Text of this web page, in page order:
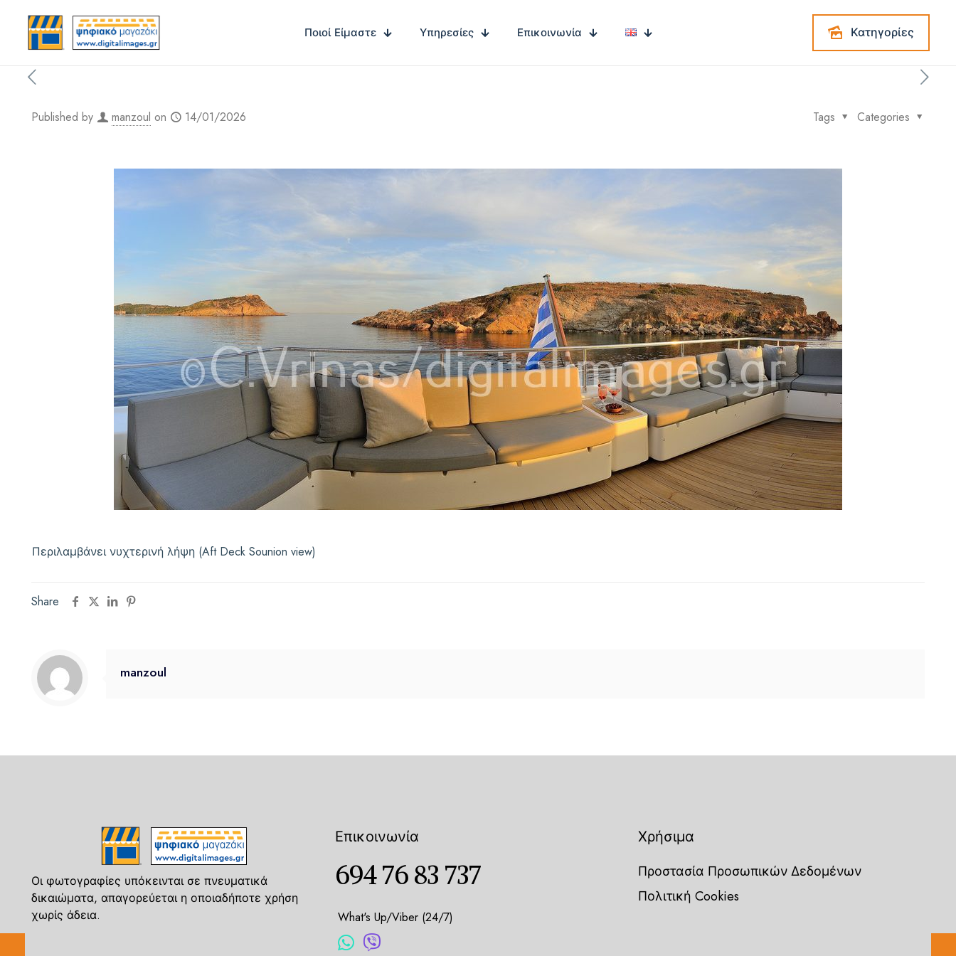
Ποιοί Είμαστε Υπηρεσίες Επικοινωνία Κατηγορίες
Published by manzoul on 14/01/2026 Categories
Tags
Περιλαμβάνει νυχτερινή λήψη (Aft Deck Sounion view)
Share
manzoul
Οι φωτογραφίες υπόκεινται σε πνευματικά
δικαιώματα, απαγορεύεται η οποιαδήποτε χρήση
χωρίς άδεια.
Επικοινωνία
694 76 83 737
What's Up/Viber (24/7)
Χρήσιμα
Προστασία Προσωπικών Δεδομένων
Πολιτική Cookies